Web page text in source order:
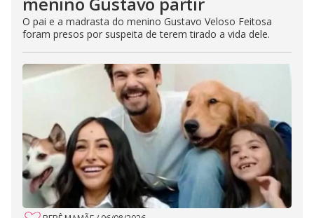
O pai e a madrasta do menino Gustavo Veloso Feitosa
foram presos por suspeita de terem tirado a vida dele.